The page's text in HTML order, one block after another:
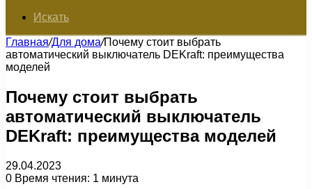
Искать
Главная/Для дома/Почему стоит выбрать
автоматический выключатель DEKraft: преимущества
моделей
Почему стоит выбрать
автоматический выключатель
DEKraft: преимущества моделей
29.04.2023
0 Время чтения: 1 минута